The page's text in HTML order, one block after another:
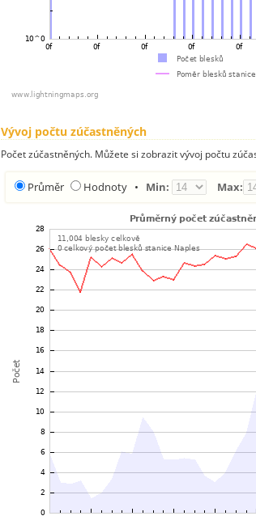
Vývoj počtu zúčastněných
Počet zúčastněných. Můžete si zobrazit vývoj počtu
Průměr Hodnoty • Min: Max: